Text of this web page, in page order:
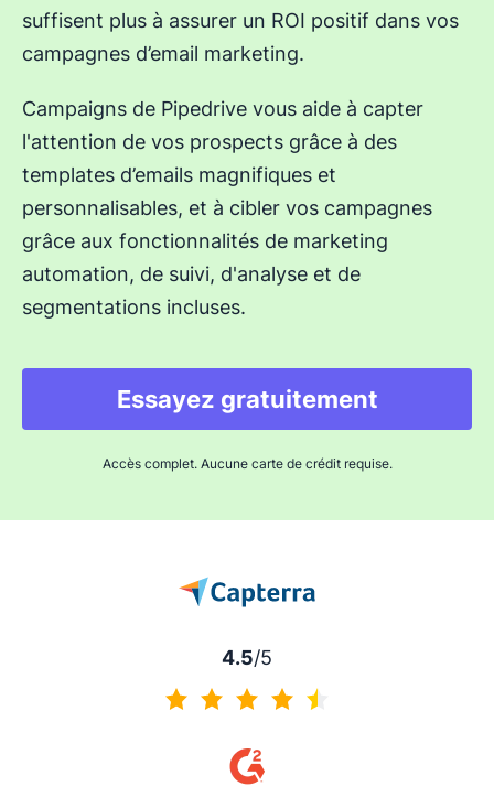
suffisent plus à assurer un ROI positif dans vos
campagnes d’email marketing.
Campaigns de Pipedrive vous aide à capter
l'attention de vos prospects grâce à des
templates d’emails magnifiques et
personnalisables, et à cibler vos campagnes
grâce aux fonctionnalités de marketing
automation, de suivi, d'analyse et de
segmentations incluses.
Essayez gratuitement
Accès complet. Aucune carte de crédit requise.
4.5/5